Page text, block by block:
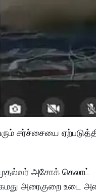
சர்ச்சையை ஏற்படுத்தி
அசோக் கெலாட்
அரைகுறை உடை